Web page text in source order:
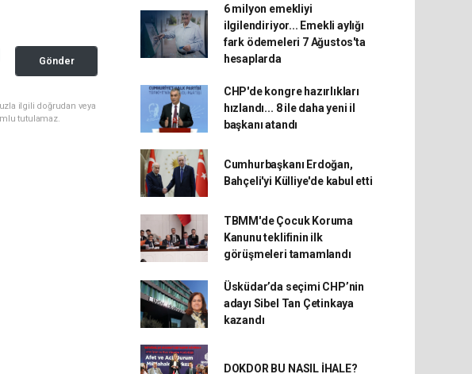
Gönder
ilgili doğrudan veya
tutulamaz.
6 milyon emekliyi
ilgilendiriyor... Emekli aylığı
fark ödemeleri 7 Ağustos'ta
hesaplarda
CHP'de kongre hazırlıkları
hızlandı... 8 ile daha yeni il
başkanı atandı
Cumhurbaşkanı Erdoğan,
Bahçeli'yi Külliye'de kabul etti
TBMM'de Çocuk Koruma
Kanunu teklifinin ilk
görüşmeleri tamamlandı
Üsküdar’da seçimi CHP’nin
adayı Sibel Tan Çetinkaya
kazandı
DOKDOR BU NASIL İHALE?